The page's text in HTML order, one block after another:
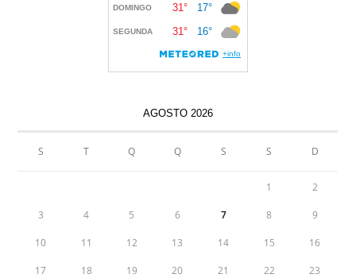
AGOSTO 2026
S T Q Q S S D
1 2
3 4 5 6 7 8 9
10 11 12 13 14 15 16
17 18 19 20 21 22 23